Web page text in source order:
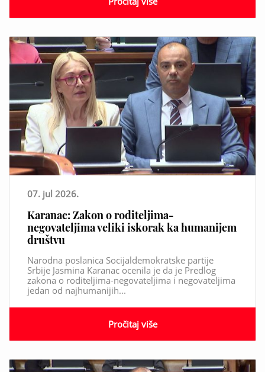
07. jul 2026.
Karanac: Zakon o roditeljima-
negovateljima veliki iskorak ka humanijem
društvu
Narodna poslanica Socijaldemokratske partije
Srbije Jasmina Karanac ocenila je da je Predlog
zakona o roditeljima-negovateljima i negovateljima
jedan od najhumanijih...
Pročitaj više